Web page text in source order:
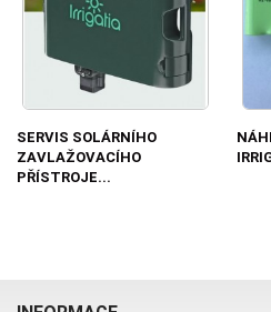
SERVIS SOLÁRNÍHO
ZAVLAŽOVACÍHO
PŘÍSTROJE...